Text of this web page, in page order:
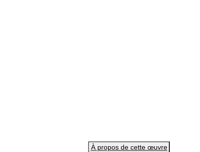
À propos de cette œuvre